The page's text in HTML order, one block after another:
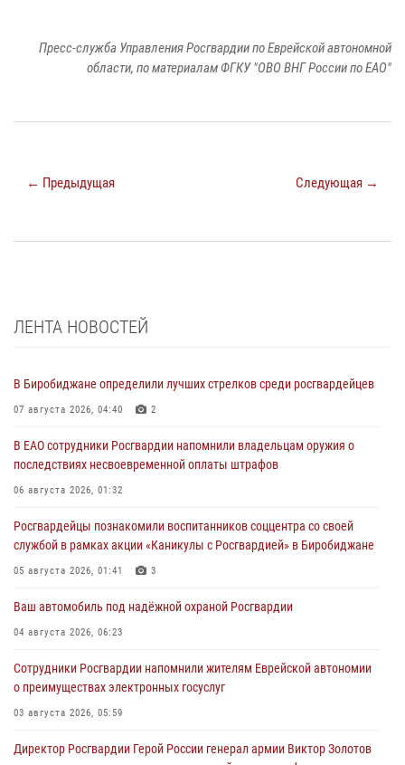
Пресс-служба Управления Росгвардии по Еврейской автономной
области, по материалам ФГКУ "ОВО ВНГ России по ЕАО"
← Предыдущая Следующая →
ЛЕНТА НОВОСТЕЙ
В Биробиджане определили лучших стрелков среди росгвардейцев
07 августа 2026, 04:40 2
В ЕАО сотрудники Росгвардии напомнили владельцам оружия о
последствиях несвоевременной оплаты штрафов
06 августа 2026, 01:32
Росгвардейцы познакомили воспитанников соццентра со своей
службой в рамках акции «Каникулы с Росгвардией» в Биробиджане
05 августа 2026, 01:41 3
Ваш автомобиль под надёжной охраной Росгвардии
04 августа 2026, 06:23
Сотрудники Росгвардии напомнили жителям Еврейской автономии
о преимуществах электронных госуслуг
03 августа 2026, 05:59
Директор Росгвардии Герой России генерал армии Виктор Золотов